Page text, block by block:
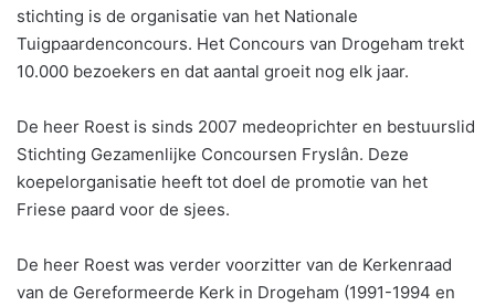
stichting is de organisatie van het Nationale
Tuigpaardenconcours. Het Concours van Drogeham trekt
10.000 bezoekers en dat aantal groeit nog elk jaar.
De heer Roest is sinds 2007 medeoprichter en bestuurslid
Stichting Gezamenlijke Concoursen Fryslân. Deze
koepelorganisatie heeft tot doel de promotie van het
Friese paard voor de sjees.
De heer Roest was verder voorzitter van de Kerkenraad
van de Gereformeerde Kerk in Drogeham (1991-1994 en